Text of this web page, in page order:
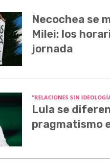
Necochea se
Milei: los
jornada
"RELACIONES SIN
Lula se
pragmatismo